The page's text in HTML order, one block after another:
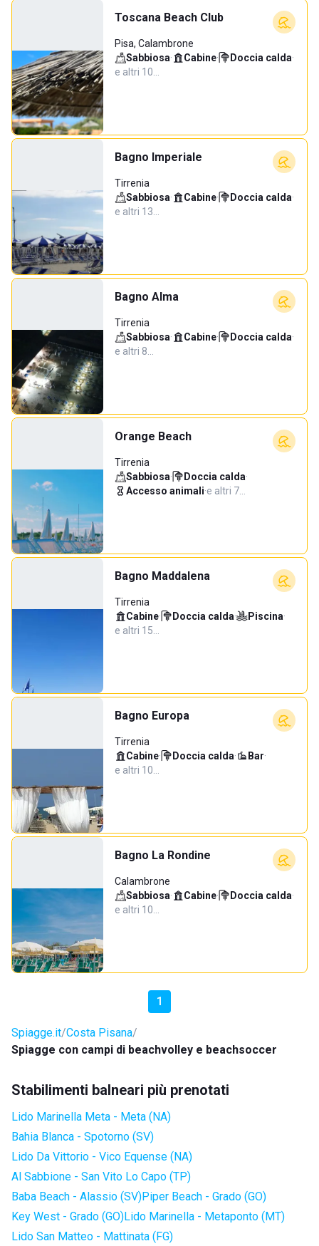
Toscana Beach Club
Pisa, Calambrone
Sabbiosa· Cabine· Doccia calda·
e altri 10…
Bagno Imperiale
Tirrenia
Sabbiosa· Cabine· Doccia calda·
e altri 13…
Bagno Alma
Tirrenia
Sabbiosa· Cabine· Doccia calda·
e altri 8…
Orange Beach
Tirrenia
Sabbiosa· Doccia calda·
Accesso animali·e altri 7…
Bagno Maddalena
Tirrenia
Cabine· Doccia calda· Piscina·
e altri 15…
Bagno Europa
Tirrenia
Cabine· Doccia calda· Bar·
e altri 10…
Bagno La Rondine
Calambrone
Sabbiosa· Cabine· Doccia calda·
e altri 10…
1
Spiagge.it Costa Pisana
Spiagge con campi di beachvolley e beachsoccer
Stabilimenti balneari più prenotati
Lido Marinella Meta - Meta (NA)
Bahia Blanca - Spotorno (SV)
Lido Da Vittorio - Vico Equense (NA)
Al Sabbione - San Vito Lo Capo (TP)
Baba Beach - Alassio (SV)Piper Beach - Grado (GO)
Key West - Grado (GO)Lido Marinella - Metaponto (MT)
Lido San Matteo - Mattinata (FG)